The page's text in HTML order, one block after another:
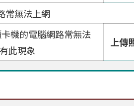
常無法上網
機的電腦網路常無法
此現象
上傳